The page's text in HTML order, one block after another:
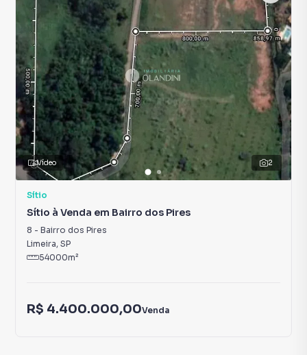
2
Vídeo
Sítio
Sítio à Venda em Bairro dos Pires
8 - Bairro dos Pires
Limeira, SP
54000m²
R$ 4.400.000,00Venda